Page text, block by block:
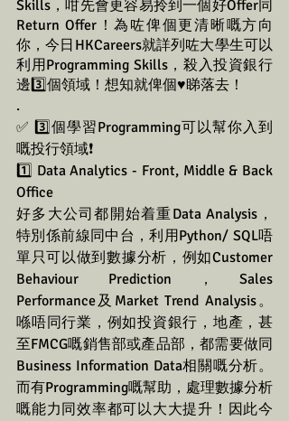
Skills，咁先會更容易拎到一個好Offer同
Return Offer！為咗俾個更清晰嘅方向
你，今日HKCareers就詳列咗大學生可以
利用Programming Skills，殺入投資銀行
邊3️⃣個領域！想知就俾個♥️睇落去！
.
✅ 3️⃣個學習Programming可以幫你入到
嘅投行領域❗
1️⃣ Data Analytics - Front, Middle & Back
Office
好多大公司都開始着重Data Analysis，
特別係前線同中台，利用Python/ SQL唔
單只可以做到數據分析，例如Customer
Behaviour Prediction，Sales
Performance及Market Trend Analysis。
喺唔同行業，例如投資銀行，地產，甚
至FMCG嘅銷售部或產品部，都需要做同
Business Information Data相關嘅分析。
而有Programming嘅幫助，處理數據分析
嘅能力同效率都可以大大提升！因此今